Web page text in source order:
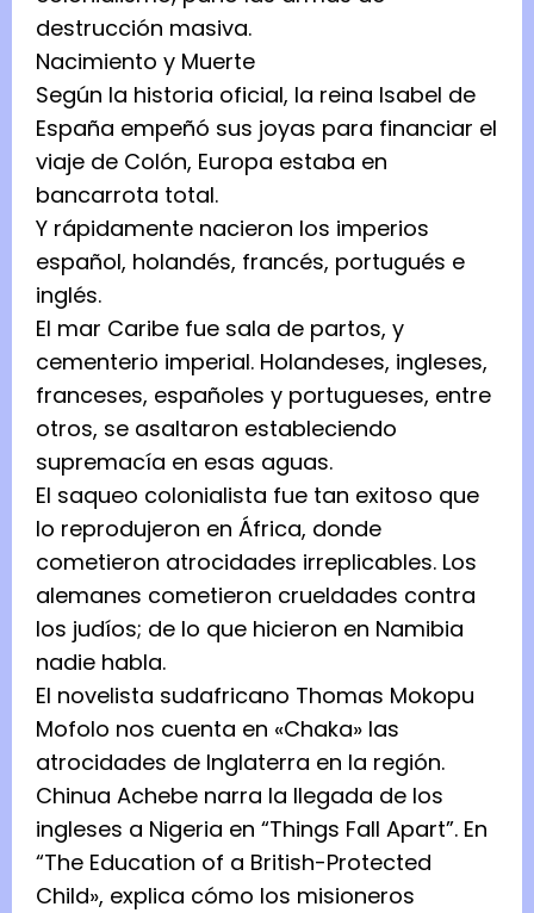
destrucción masiva.
Nacimiento y Muerte
Según la historia oficial, la reina Isabel de
España empeñó sus joyas para financiar el
viaje de Colón, Europa estaba en
bancarrota total.
Y rápidamente nacieron los imperios
español, holandés, francés, portugués e
inglés.
El mar Caribe fue sala de partos, y
cementerio imperial. Holandeses, ingleses,
franceses, españoles y portugueses, entre
otros, se asaltaron estableciendo
supremacía en esas aguas.
El saqueo colonialista fue tan exitoso que
lo reprodujeron en África, donde
cometieron atrocidades irreplicables. Los
alemanes cometieron crueldades contra
los judíos; de lo que hicieron en Namibia
nadie habla.
El novelista sudafricano Thomas Mokopu
Mofolo nos cuenta en «Chaka» las
atrocidades de Inglaterra en la región.
Chinua Achebe narra la llegada de los
ingleses a Nigeria en “Things Fall Apart”. En
“The Education of a British-Protected
Child», explica cómo los misioneros